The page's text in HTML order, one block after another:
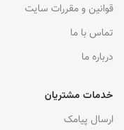
قوانین و مقررات سایت
تماس با ما
درباره ما
خدمات مشتریان
ارسال پیامک